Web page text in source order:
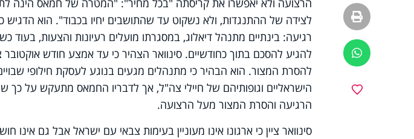
הדפסה
ווטסאפ
הרצועה ולא יאפשרו את קריסתה "בכל מחיר": "המטרה של חמאס הינה
לצידה של ההתנגדות, ולא נשקוט עד שהתושבים יחיו בכבוד". הוא הדגיש
רגיעה: בינתיים מתנהל דיאלוג, במסגרתו מועלים רעיונות והצעות, בעוד
להגיע להסכם בתוך כחודשיים. סינוואר הצהיר כי עד אמצע חודש אוקטובר
להסרת המצור. הוא הבהיר כי מתנהלים מגעים בנוגע לעסקת חילופי
הישראליים וגופותיהם של חיילי צה"ל, אך לדבריו החמאס מתעקש על כך
הרגיעה והסרת המצור מעל הרצועה.
סינוואר ציין כי ארגונו אינו מעוניין בעימות צבאי עם ישראל אבל גם אינו